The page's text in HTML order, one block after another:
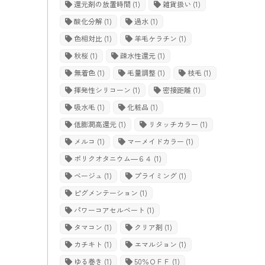
還元剤の放置時間 (1) 雑貨扱い (1)
酸化分解 (1) 過水 (1)
色相対比 (1) 羊毛ケラチン (1)
秋桜 (1) 疎水性還元 (1)
無着色 (1) 毛量調整 (1) 枝毛 (1)
揮発性シリコーン (1) 密接距離 (1)
吸水毛 (1) 化粧品 (1)
低膨潤高還元 (1) リタッチカラー (1)
メルコ (1) マーメイドカラー (1)
ポリクオタニウム―６４ (1)
ベージュ (1) プライミング (1)
ピグメンテーション (1)
パワーコアセルベート (1)
タマコン (1) クリア剤 (1)
カチキト (1) エマルジョン (1)
ゆる巻き (1) 50％ＯＦＦ (1)